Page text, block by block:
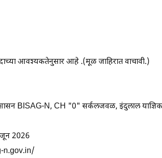
आवश्यकतेनुसार आहे .(मूळ जाहिरात वाचावी.)
BISAG-N, CH "0" सर्कलजवळ, इंदुलाल याज्ञिक
2026
n.gov.in/